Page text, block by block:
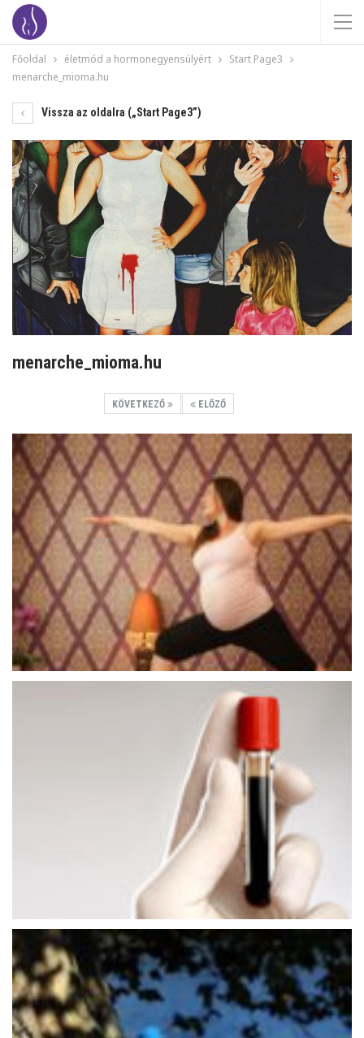
Főoldal életmód a hormonegyensúlyért
Start Page3
menarche_mioma.hu
Vissza az oldalra („Start Page3”)
menarche_mioma.hu
KÖVETKEZŐ ELŐZŐ